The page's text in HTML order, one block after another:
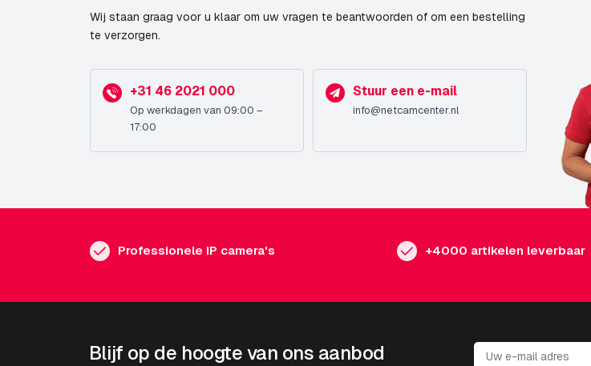
P1427-E\nAXIS P1427-LE\nAXIS P1428-
Wij staan graag voor u klaar om uw vragen te beantwoorden of om een bestelling
te verzorgen.
+31 46 2021 000
Op werkdagen van 09:00 –
17:00
Stuur een e-mail
info@netcamcenter.nl
Professionele IP camera's +4000 artikelen leverbaar
Blijf op de hoogte van ons aanbod